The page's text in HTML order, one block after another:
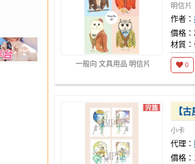
一般向 文具用品 明信片
明信片
作者：
價格
材質
0
【
小卡
代理：
價格